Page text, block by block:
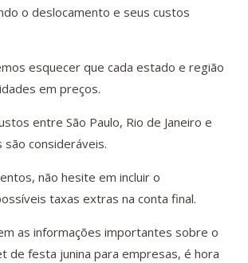
o deslocamento e seus custos
esquecer que cada estado e região
em preços.
entre São Paulo, Rio de Janeiro e
consideráveis.
não hesite em incluir o
taxas extras na conta final.
as informações importantes sobre o
de festa junina para empresas, é hora